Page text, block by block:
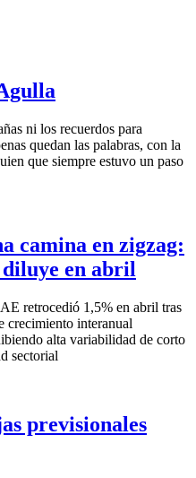
ni los recuerdos para
quedan las palabras, con la
que siempre estuvo un paso
camina en zigzag:
diluye en abril
retrocedió 1,5% en abril tras
crecimiento interanual
alta variabilidad de corto
sectorial
previsionales